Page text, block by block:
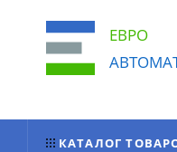
ЕВРО
КАТАЛОГ